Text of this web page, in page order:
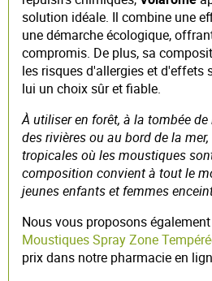
solution idéale. Il combine une
une démarche écologique,
compromis. De plus, sa
les risques d'allergies et d'effets
lui un choix sûr et fiable.
À utiliser en forêt, à la tombée
des rivières ou au bord de la
tropicales où les moustiques
composition convient à tout le
jeunes enfants et femmes
Nous vous proposons également
Moustiques Spray Zone
prix dans notre pharmacie en